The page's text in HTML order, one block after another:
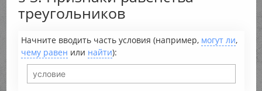
треугольников
Начните вводить часть условия (например, могут ли,
чему равен или найти):